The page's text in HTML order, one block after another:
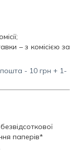
– з комісією за
- 10 грн + 1-
паперів*